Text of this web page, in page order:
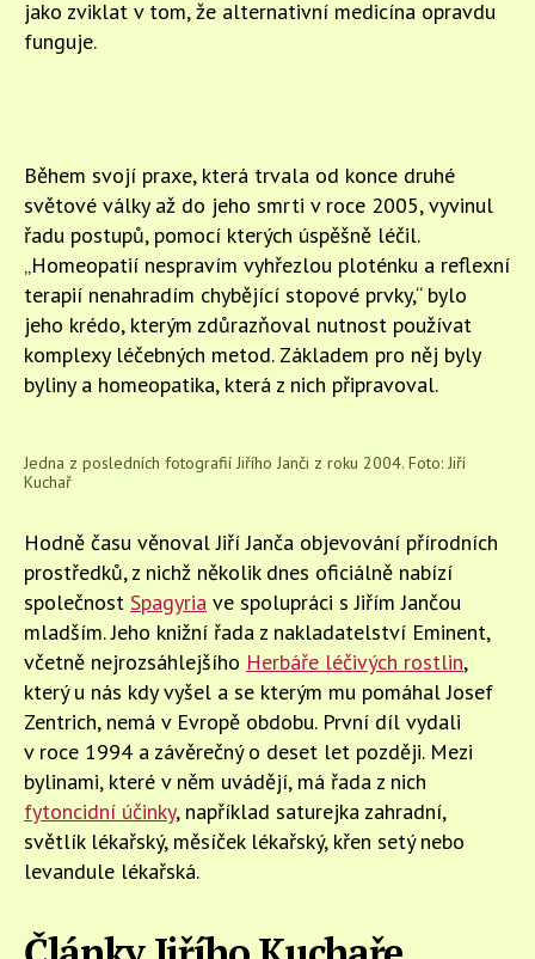
jako zviklat v tom, že alternativní medicína opravdu
funguje.
Během svojí praxe, která trvala od konce druhé
světové války až do jeho smrti v roce 2005, vyvinul
řadu postupů, pomocí kterých úspěšně léčil.
„Homeopatií nespravím vyhřezlou ploténku a reflexní
terapií nenahradím chybějící stopové prvky,“ bylo
jeho krédo, kterým zdůrazňoval nutnost používat
komplexy léčebných metod. Základem pro něj byly
byliny a homeopatika, která z nich připravoval.
Jedna z posledních fotografií Jiřího Janči z roku 2004. Foto: Jiří
Kuchař
Hodně času věnoval Jiří Janča objevování přírodních
prostředků, z nichž několik dnes oficiálně nabízí
společnost Spagyria ve spolupráci s Jiřím Jančou
mladším. Jeho knižní řada z nakladatelství Eminent,
včetně nejrozsáhlejšího Herbáře léčivých rostlin,
který u nás kdy vyšel a se kterým mu pomáhal Josef
Zentrich, nemá v Evropě obdobu. První díl vydali
v roce 1994 a závěrečný o deset let později. Mezi
bylinami, které v něm uvádějí, má řada z nich
fytoncidní účinky, například saturejka zahradní,
světlík lékařský, měsíček lékařský, křen setý nebo
levandule lékařská.